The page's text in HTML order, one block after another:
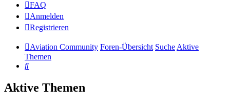
FAQ
Anmelden
Registrieren
Aviation Community Foren-Übersicht SucheAktive
Themen
Suche
Aktive Themen